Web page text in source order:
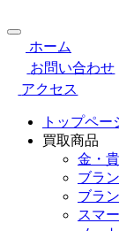
ホーム
お問い合わせ
アクセス
トップペー
買取商品
金・
ブラ
ブラ
スマ